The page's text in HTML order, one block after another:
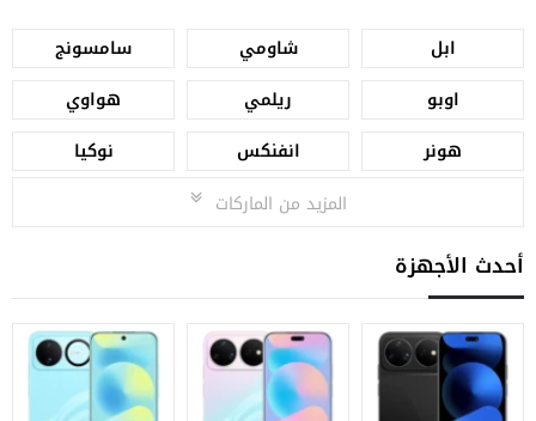
ابل شاومي
سامسونج
اوبو
ريلمي
هواوي
هونر
انفنكس
نوكيا
المزيد من الماركات
أحدث الأجهزة